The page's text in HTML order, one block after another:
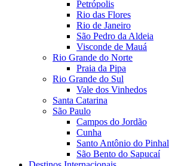
Petrópolis
Rio das Flores
Rio de Janeiro
São Pedro da Aldeia
Visconde de Mauá
Rio Grande do Norte
Praia da Pipa
Rio Grande do Sul
Vale dos Vinhedos
Santa Catarina
São Paulo
Campos do Jordão
Cunha
Santo Antônio do Pinhal
São Bento do Sapucaí